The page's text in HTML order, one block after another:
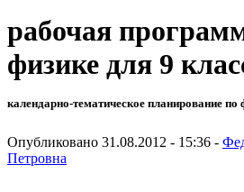
рабочая
физике для 9
календарно-тематическое планирование по
Опубликовано 31.08.2012 - 15:36 -
Петровна